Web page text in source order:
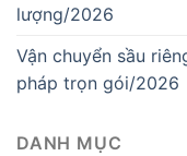
lượng/2026
Vận chuyển sầu
pháp trọn gói/2026
DANH MỤC